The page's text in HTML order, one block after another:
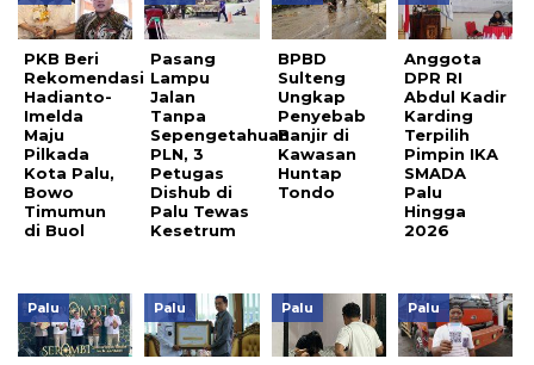
PKB Beri
Rekomendasi
Hadianto-
Imelda
Maju
Pilkada
Kota Palu,
Bowo
Timumun
di Buol
Pasang
Lampu
Jalan
Tanpa
Sepengetahuan
PLN, 3
Petugas
Dishub di
Palu Tewas
Kesetrum
BPBD
Sulteng
Ungkap
Penyebab
Banjir di
Kawasan
Huntap
Tondo
Anggota
DPR RI
Abdul Kadir
Karding
Terpilih
Pimpin IKA
SMADA
Palu
Hingga
2026
Palu Palu Palu Palu